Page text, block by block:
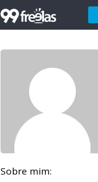
Sobre mim: